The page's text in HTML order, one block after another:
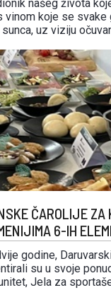
našeg života
vinom koje se
uz viziju
cijelom ovom
ČAROLIJE ZA
6-IH
godine,
su u svoje
Jela za